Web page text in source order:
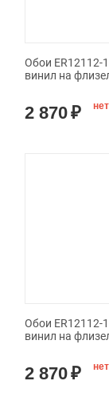
Обои ER12112-
винил на
2 870₽
Обои ER12112-
винил на
2 870₽